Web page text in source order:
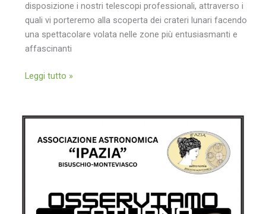
disposizione i nostri telescopi professionali, attraverso i
quali vi porteremo alla scoperta dei crateri lunari facendo
una spettacolare volata nelle zone più entusiasmanti e
affascinanti
“In
i
della
Leggi tutto »